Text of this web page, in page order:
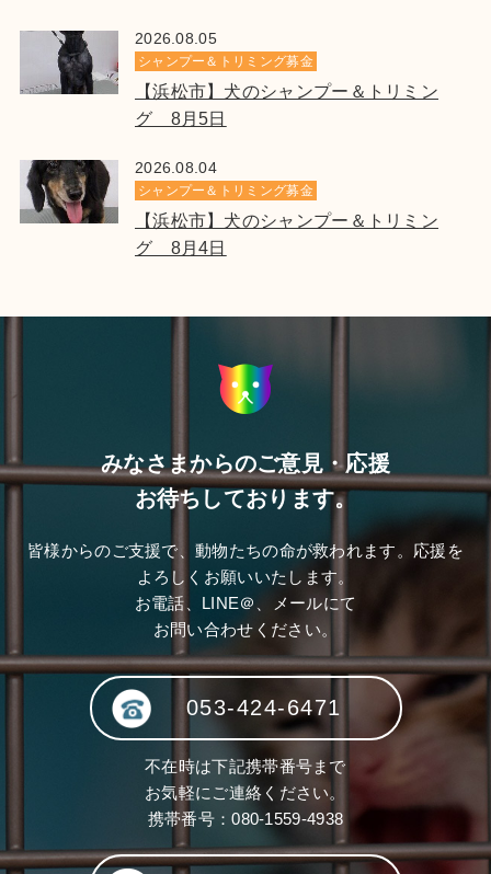
2026.08.05
シャンプー＆トリミング募金
【浜松市】犬のシャンプー＆トリミン
グ 8月5日
2026.08.04
シャンプー＆トリミング募金
【浜松市】犬のシャンプー＆トリミン
グ 8月4日
みなさまからのご意見・応援
お待ちしております。
皆様からのご支援で、動物たちの命が救われます。応援を
よろしくお願いいたします。
お電話、LINE＠、メールにて
お問い合わせください。
053-424-6471
不在時は下記携帯番号まで
お気軽にご連絡ください。
携帯番号：080-1559-4938